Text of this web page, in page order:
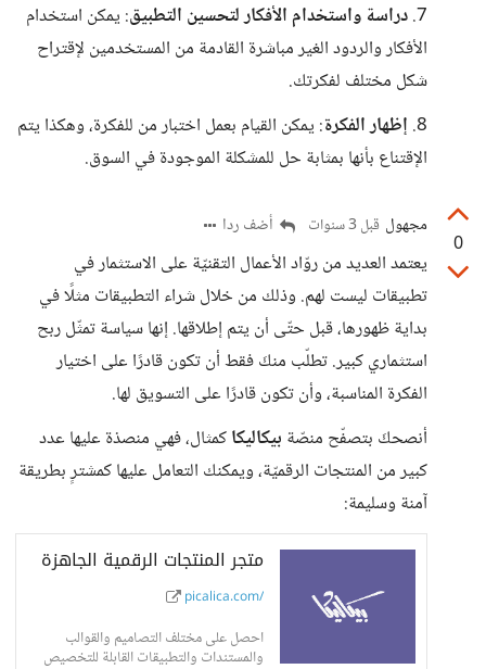
7. دراسة واستخدام الأفكار لتحسين التطبيق: يمكن استخدام
الأفكار والردود الغير مباشرة القادمة من المستخدمين لإقتراح
شكل مختلف لفكرتك.
8. إظهار الفكرة: يمكن القيام بعمل اختبار من للفكرة، وهكذا يتم
الإقتناع بأنها بمثابة حل للمشكلة الموجودة في السوق.
0
مجهول قبل 3 سنوات أضف ردا
يعتمد العديد من روّاد الأعمال التقنيّة على الاستثمار في
تطبيقات ليست لهم. وذلك من خلال شراء التطبيقات مثلًا في
بداية ظهورها، قبل حتّى أن يتم إطلاقها. إنها سياسة تمثّل ربح
استثماري كبير. تطلّب منكَ فقط أن تكون قادرًا على اختيار
الفكرة المناسبة، وأن تكون قادرًا على التسويق لها.
أنصحكَ بتصفّح منصّة بيكاليكاكمثال، فهي منصذة عليها عدد
كبير من المنتجات الرقميّة، ويمكنك التعامل عليها كمشترٍ بطريقة
آمنة وسليمة:
متجر المنتجات الرقمية الجاهزة
picalica.com/
احصل على مختلف التصاميم والقوالب
والمستندات والتطبيقات القابلة للتخصيص